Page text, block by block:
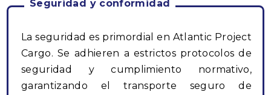
Seguridad y conformidad
La seguridad es primordial en Atlantic Project
Cargo. Se adhieren a estrictos protocolos de
seguridad y cumplimiento normativo,
garantizando el transporte seguro de